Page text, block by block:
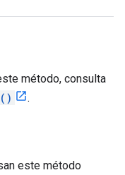
método, consulta
.
este método